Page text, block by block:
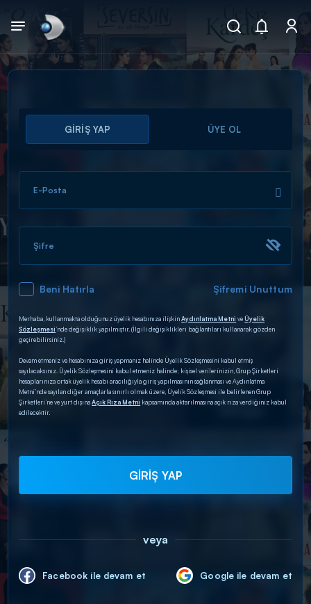
Arama
ARAMA SONUÇLARI
DİĞER SONUÇLAR
GİRİŞ YAP ÜYE OL
E-Posta
Şifre
Beni Hatırla Şifremi Unuttum
Merhaba, kullanmakta olduğunuz üyelik hesabınıza ilişkinAydınlatma Metni veÜyelik
Sözleşmesi’nde değişiklik yapılmıştır. (İlgili değişiklikleri bağlantıları kullanarak gözden
geçirebilirsiniz.)
Devam etmeniz ve hesabınıza giriş yapmanız halinde Üyelik Sözleşmesini kabul etmiş
sayılacaksınız. Üyelik Sözleşmesini kabul etmeniz halinde; kişisel verilerinizin, Grup Şirketleri
hesaplarınıza ortak üyelik hesabı aracılığıyla giriş yapılmasının sağlanması ve Aydınlatma
Metni’nde sayılan diğer amaçlarla sınırlı olmak üzere, Üyelik Sözleşmesi ile belirlenen Grup
Şirketleri’ne ve yurt dışınaAçık Rıza Metni kapsamında aktarılmasına açık rıza verdiğiniz kabul
edilecektir.
GİRİŞ YAP
veya
Facebook ile devam et Google ile devam et